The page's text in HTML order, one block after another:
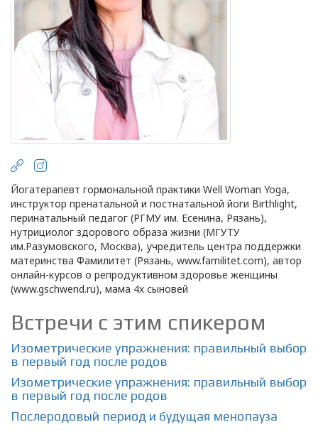
Йогатерапевт гормональной практики Well Woman Yoga,
инструктор пренатальной и постнатальной йоги Birthlight,
перинатальный педагог (РГМУ им. Есенина, Рязань),
нутрициолог здорового образа жизни (МГУТУ
им.Разумовского, Москва), учредитель центра поддержки
материнства Фамилитет (Рязань, www.familitet.com), автор
онлайн-курсов о репродуктивном здоровье женщины
(www.gschwend.ru), мама 4х сыновей
Встречи с этим спикером
Изометрические упражнения: правильный выбор
в первый год после родов
Изометрические упражнения: правильный выбор
в первый год после родов
Послеродовый период и будущая менопауза